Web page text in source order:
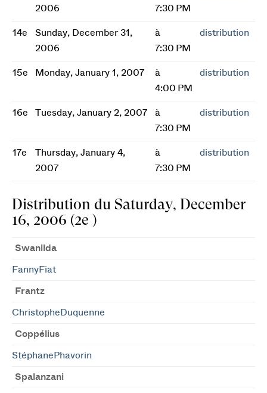
2006
7:30 PM
14e
Sunday, December 31,
2006
à
7:30 PM
distribution
15e Monday, January 1, 2007
à
4:00 PM
distribution
16e Tuesday, January 2, 2007
à
7:30 PM
distribution
17e
Thursday, January 4,
2007
à
7:30 PM
distribution
Distribution du Saturday, December
16, 2006 (2e )
Swanilda
FannyFiat
Frantz
ChristopheDuquenne
Coppélius
StéphanePhavorin
Spalanzani